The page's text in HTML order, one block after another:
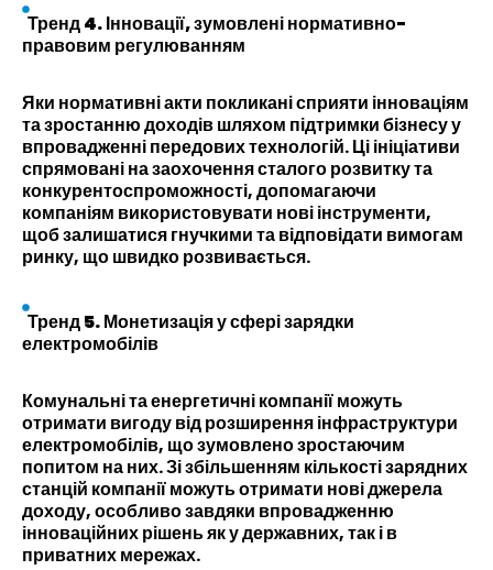
Тренд 4. Інновації, зумовлені нормативно-
правовим регулюванням
Яки нормативні акти покликані сприяти інноваціям
та зростанню доходів шляхом підтримки бізнесу у
впровадженні передових технологій. Ці ініціативи
спрямовані на заохочення сталого розвитку та
конкурентоспроможності, допомагаючи
компаніям використовувати нові інструменти,
щоб залишатися гнучкими та відповідати вимогам
ринку, що швидко розвивається.
Тренд 5. Монетизація у сфері зарядки
електромобілів
Комунальні та енергетичні компанії можуть
отримати вигоду від розширення інфраструктури
електромобілів, що зумовлено зростаючим
попитом на них. Зі збільшенням кількості зарядних
станцій компанії можуть отримати нові джерела
доходу, особливо завдяки впровадженню
інноваційних рішень як у державних, так і в
приватних мережах.